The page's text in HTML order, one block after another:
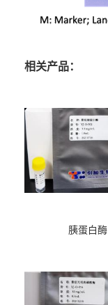
相关产品：
胰蛋白酶